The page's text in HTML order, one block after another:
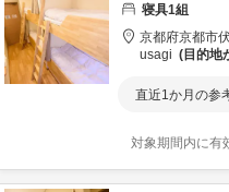
寝具1組
京都府京都市
usagi
目的地
直近1か月の参
対象期間内に有